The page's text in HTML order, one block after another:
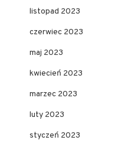
listopad 2023
czerwiec 2023
maj 2023
kwiecień 2023
marzec 2023
luty 2023
styczeń 2023